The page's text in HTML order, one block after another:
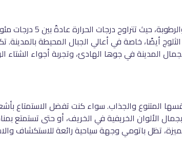
أيضًا، خاصة في أعالي الجبال المحيطة بالمدينة.
المدينة في جوها الهادئ، وتجربة أجواء الشتاء
المتنوع والجذاب. سواء كنت تفضل الاستمتاع
الألوان الخريفية في الخريف، أو حتى تستمتع
تظل باتومي وجهة سياحية رائعة للاستكشاف